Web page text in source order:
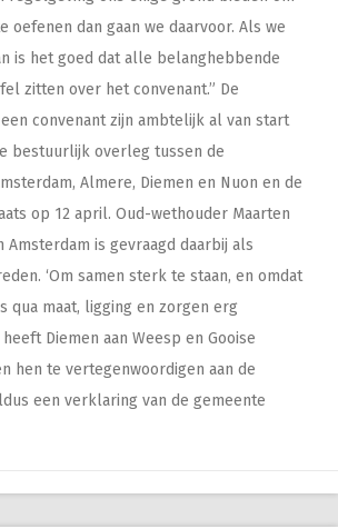
oefenen dan gaan we daarvoor. Als we
is het goed dat alle belanghebbende
zitten over het convenant.” De
convenant zijn ambtelijk al van start
bestuurlijk overleg tussen de
Almere, Diemen en Nuon en de
op 12 april. Oud-wethouder Maarten
Amsterdam is gevraagd daarbij als
‘Om samen sterk te staan, en omdat
qua maat, ligging en zorgen erg
Diemen aan Weesp en Gooise
hen te vertegenwoordigen aan de
een verklaring van de gemeente